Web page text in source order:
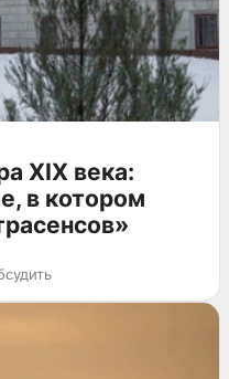
XIX века:
в котором